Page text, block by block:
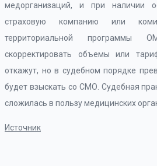
медорганизаций, и при наличии
страховую компанию или
территориальной программы
скорректировать объемы или
откажут, но в судебном порядке
будет взыскать со СМО. Судебная
сложилась в пользу медицинских
Источник